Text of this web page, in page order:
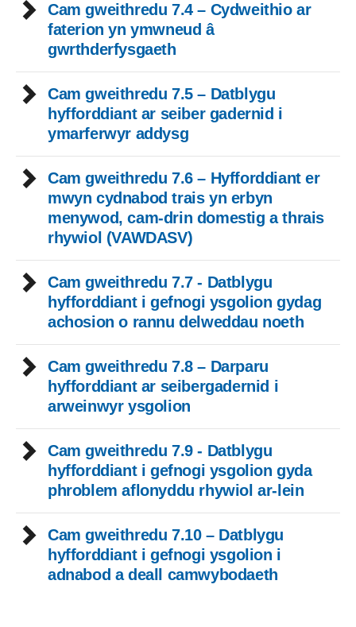
Cam gweithredu 7.4 – Cydweithio ar
faterion yn ymwneud â
gwrthderfysgaeth
Cam gweithredu 7.5 – Datblygu
hyfforddiant ar seiber gadernid i
ymarferwyr addysg
Cam gweithredu 7.6 – Hyfforddiant er
mwyn cydnabod trais yn erbyn
menywod, cam-drin domestig a thrais
rhywiol (VAWDASV)
Cam gweithredu 7.7 - Datblygu
hyfforddiant i gefnogi ysgolion gydag
achosion o rannu delweddau noeth
Cam gweithredu 7.8 – Darparu
hyfforddiant ar seibergadernid i
arweinwyr ysgolion
Cam gweithredu 7.9 - Datblygu
hyfforddiant i gefnogi ysgolion gyda
phroblem aflonyddu rhywiol ar-lein
Cam gweithredu 7.10 – Datblygu
hyfforddiant i gefnogi ysgolion i
adnabod a deall camwybodaeth